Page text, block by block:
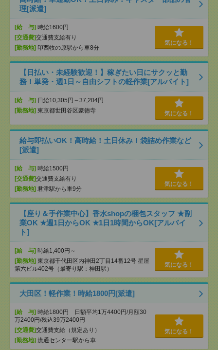
理[派遣]
[給 与] 時給1600円
[交通費]交通費支給有り
[勤務地] 印西牧の原駅から車8分
気になる！
【日払い・未経験歓迎！】稼ぎたい日にサクッと勤
務！単発・週1日～自由シフトの軽作業[アルバイト]
[給 与] 日給10,305円～37,204円
[勤務地] 東京都世田谷区豪徳寺 気になる！
給与即払いOK！高時給！土日休み！袋詰め作業など
[派遣]
[給 与] 時給1500円
[交通費]交通費支給有り
[勤務地] 君津駅から車9分
気になる！
【座り＆手作業中心】香水shopの梱包スタッフ ★副
業OK ★週1日からOK ★1日1時間からOK[アルバイ
ト]
[給 与] 時給1,400円～
[勤務地] 東京都千代田区内神田2丁目14番12号 星屋
第六ビル402号（最寄り駅：神田駅）
気になる！
大田区！軽作業！時給1800円[派遣]
[給 与] 時給1800円 日額平均1万4400円/月額30
万2400円/残込39万2400円
[交通費]交通費支給（規定あり）
[勤務地] 流通センター駅から車
気になる！